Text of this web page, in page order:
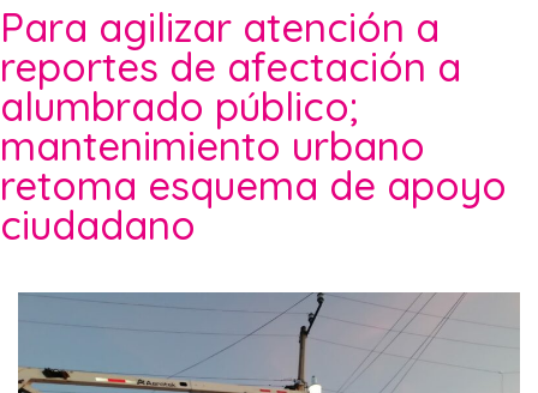
Para agilizar atención a
reportes de afectación a
alumbrado público;
mantenimiento urbano
retoma esquema de apoyo
ciudadano